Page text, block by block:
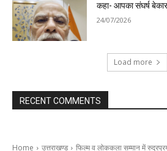
कहा- आपका संघर्ष बेकार
24/07/2026
Load more
RECENT COMMENTS